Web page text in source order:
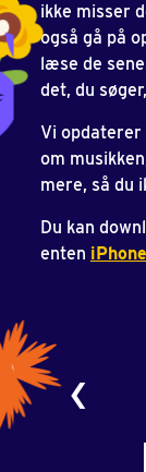
ikke misser
også gå på
læse de
det, du
Vi opdaterer
om
mere, så du
Du kan
enten i Phone